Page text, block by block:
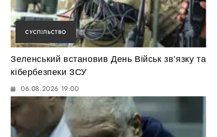
СУСПІЛЬСТВО
Зеленський встановив День Військ зв’язку та
кібербезпеки ЗСУ
06.08.2026 19:00